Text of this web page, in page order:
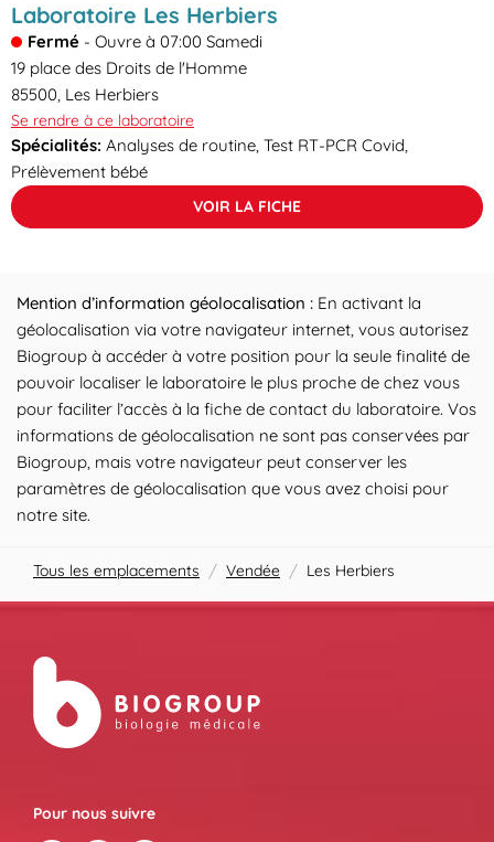
Laboratoire Les Herbiers
Fermé - Ouvre à 07:00 Samedi
19 place des Droits de l'Homme
85500, Les Herbiers
Se rendre à ce laboratoire
Spécialités: Analyses de routine, Test RT-PCR Covid,
Prélèvement bébé
VOIR LA FICHE
Mention d’information géolocalisation : En activant la
géolocalisation via votre navigateur internet, vous autorisez
Biogroup à accéder à votre position pour la seule finalité de
pouvoir localiser le laboratoire le plus proche de chez vous
pour faciliter l’accès à la fiche de contact du laboratoire. Vos
informations de géolocalisation ne sont pas conservées par
Biogroup, mais votre navigateur peut conserver les
paramètres de géolocalisation que vous avez choisi pour
notre site.
Tous les emplacements / Vendée / Les Herbiers
Pour nous suivre